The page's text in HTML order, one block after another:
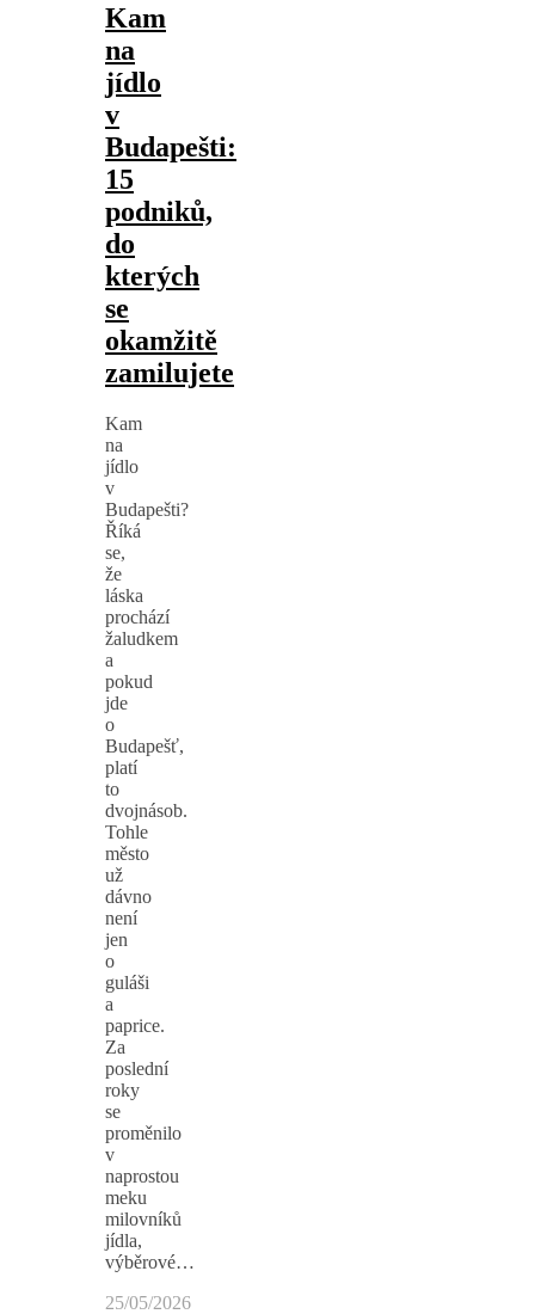
Kam
na
jídlo
v
Budapešti:
15
podniků,
do
kterých
se
okamžitě
zamilujete
Kam
na
jídlo
v
Budapešti?
Říká
se,
že
láska
prochází
žaludkem
a
pokud
jde
o
Budapešť,
platí
to
dvojnásob.
Tohle
město
už
dávno
není
jen
o
guláši
a
paprice.
Za
poslední
roky
se
proměnilo
v
naprostou
meku
milovníků
jídla,
výběrové…
25/05/2026